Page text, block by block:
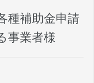
種補助金申請
事業者様